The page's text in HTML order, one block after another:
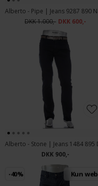
DKK 1.000,- DKK 600,-
DKK 900,-
-40% Kun web